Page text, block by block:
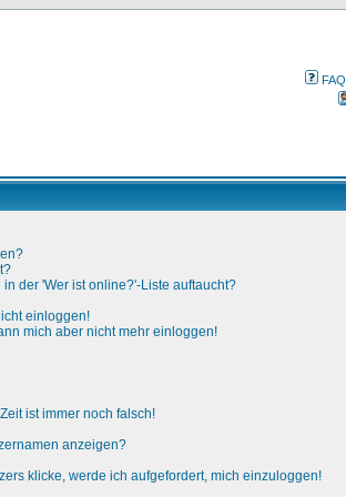
FAQ
der 'Wer ist online?'-Liste auftaucht?
einloggen!
mich aber nicht mehr einloggen!
ist immer noch falsch!
anzeigen?
klicke, werde ich aufgefordert, mich einzuloggen!